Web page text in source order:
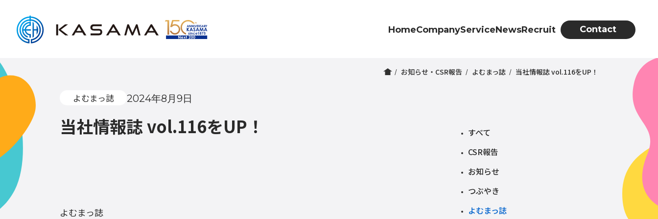
HomeCompanyServiceNewsRecruit Contact
お知らせ・CSR報告 よむまっ誌 当社情報誌 vol.116をUP！
すべて
CSR報告
お知らせ
つぶやき
よむまっ誌
よむまっ誌 2024年8月9日
当社情報誌 vol.116をUP！
よむまっ誌